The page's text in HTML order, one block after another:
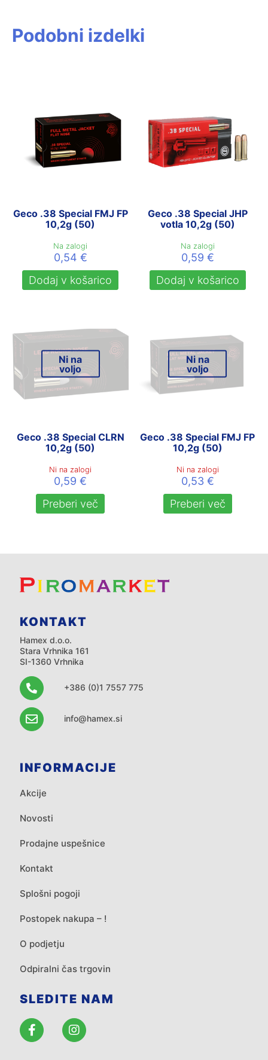
Podobni izdelki
Geco .38 Special FMJ FP
10,2g (50)
Na zalogi
0,54 €
Dodaj v košarico
Geco .38 Special JHP
votla 10,2g (50)
Na zalogi
0,59 €
Dodaj v košarico
Ni na
voljo
Geco .38 Special CLRN
10,2g (50)
Ni na zalogi
0,59€
Preberi več
Ni na
voljo
Geco .38 Special FMJ FP
10,2g (50)
Ni na zalogi
0,53 €
Preberi več
KONTAKT
Hamex d.o.o.
Stara Vrhnika 161
SI-1360 Vrhnika
+386 (0)1 7557 775
info@hamex.si
INFORMACIJE
Akcije
Novosti
Prodajne uspešnice
Kontakt
Splošni pogoji
Postopek nakupa – !
O podjetju
Odpiralni čas trgovin
SLEDITE NAM